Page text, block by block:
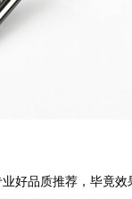
好品质推荐，毕竟